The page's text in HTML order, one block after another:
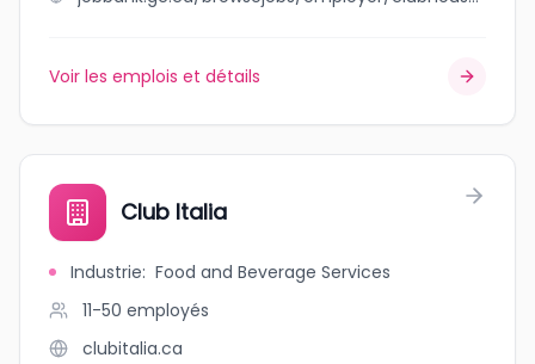
Voir les emplois et détails
Club Italia
Industrie: Food and Beverage Services
11-50 employés
clubitalia.ca